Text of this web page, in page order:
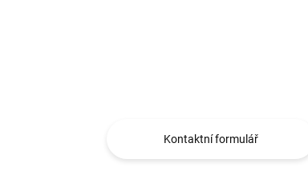
Kontaktní formulář